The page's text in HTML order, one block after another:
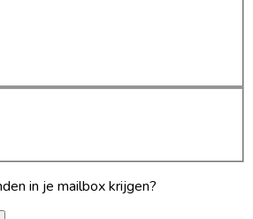
in je mailbox krijgen?